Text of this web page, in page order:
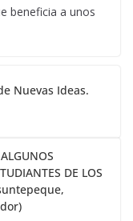
beneficia a unos
Nuevas Ideas.
DE LOS